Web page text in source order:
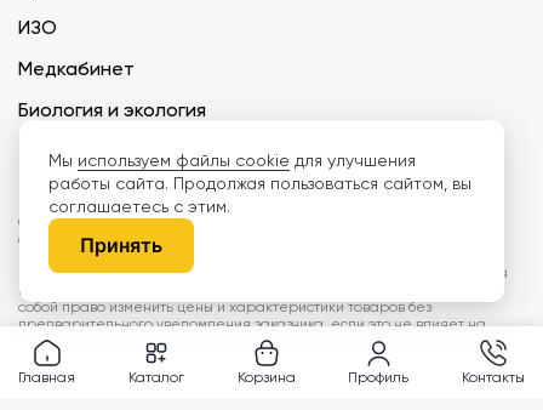
ИЗО
Медкабинет
Биология и экология
Технология
ООО «Дети наше будущее» ИНН 6671165273 ОГРН 1216600030250 КПП
667101001 БИК 046577674
Информация на сайте не является публичной офертой. Изображения
могут отличаться от поставляемых товаров. Поставщик оставляет за
собой право изменить цены и характеристики товаров без
предварительного уведомления заказчика, если это не влияет на
качество поставляемой продукции. Мы используем cookie, чтобы делать
сайт лучше. Пользуясь сайтом, вы соглашаетесь справилами
обработки персональных данных и политикой конфиденциальности.
Главная Каталог Корзина Профиль Контакты
Мы используем файлы cookie для улучшения
работы сайта. Продолжая пользоваться сайтом, вы
соглашаетесь с этим.
Принять